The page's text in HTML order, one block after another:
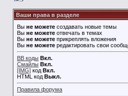
Ваши права в разделе
Вы не можете создавать новые темы
Вы не можете отвечать в темах
Вы не можете прикреплять вложения
Вы не можете редактировать свои
BB коды Вкл.
Смайлы Вкл.
[IMG] код Вкл.
HTML код Выкл.
Правила форума